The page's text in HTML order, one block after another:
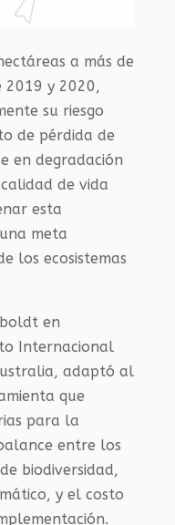
a más de
2019 y 2020,
su riesgo
de pérdida de
en degradación
calidad de vida
esta
meta
los ecosistemas
en
Internacional
adaptó al
que
para la
entre los
biodiversidad,
y el costo